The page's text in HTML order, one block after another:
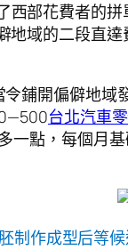
部花費者的
地域的二段直
鋪開偏僻地
台北汽車
點，每個月
制作成型后等